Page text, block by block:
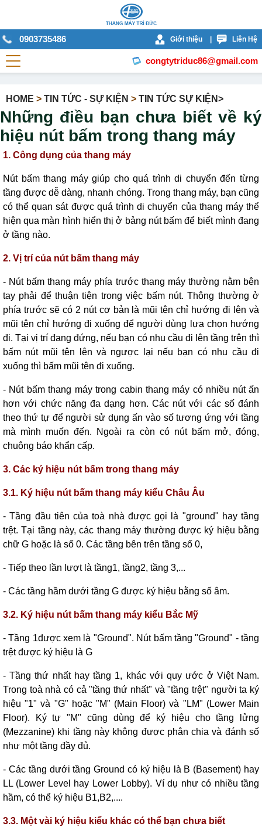
0903735486 Giới thiệu Liên Hệ
congtytriduc86@gmail.com
HOME > TIN TỨC - SỰ KIỆN > TIN TỨC SỰ KIỆN>
Những điều bạn chưa biết về ký
hiệu nút bấm trong thang máy
1. Công dụng của thang máy
Nút bấm thang máy giúp cho quá trình di chuyển đến từng
tầng được dễ dàng, nhanh chóng. Trong thang máy, bạn cũng
có thể quan sát được quá trình di chuyển của thang máy thể
hiện qua màn hình hiển thị ở bảng nút bấm để biết mình đang
ở tầng nào.
2. Vị trí của nút bấm thang máy
- Nút bấm thang máy phía trước thang máy thường nằm bên
tay phải để thuận tiện trong việc bấm nút. Thông thường ở
phía trước sẽ có 2 nút cơ bản là mũi tên chỉ hướng đi lên và
mũi tên chỉ hướng đi xuống để người dùng lựa chọn hướng
đi. Tại vị trí đang đứng, nếu bạn có nhu cầu đi lên tầng trên thì
bấm nút mũi tên lên và ngược lại nếu bạn có nhu cầu đi
xuống thì bấm mũi tên đi xuống.
- Nút bấm thang máy trong cabin thang máy có nhiều nút ấn
hơn với chức năng đa dạng hơn. Các nút với các số đánh
theo thứ tự để người sử dụng ấn vào số tương ứng với tầng
mà mình muốn đến. Ngoài ra còn có nút bấm mở, đóng,
chuông báo khẩn cấp.
3. Các ký hiệu nút bấm trong thang máy
3.1. Ký hiệu nút bấm thang máy kiểu Châu Âu
- Tầng đầu tiên của toà nhà được gọi là "ground" hay tầng
trệt. Tại tầng này, các thang máy thường được ký hiệu bằng
chữ G hoặc là số 0. Các tầng bên trên tầng số 0,
- Tiếp theo lần lượt là tầng1, tầng2, tầng 3,...
- Các tầng hầm dưới tầng G được ký hiệu bằng số âm.
3.2. Ký hiệu nút bấm thang máy kiểu Bắc Mỹ
- Tầng 1được xem là "Ground". Nút bấm tầng "Ground" - tầng
trệt được ký hiệu là G
- Tầng thứ nhất hay tầng 1, khác với quy ước ở Việt Nam.
Trong toà nhà có cả "tầng thứ nhất" và "tầng trệt" người ta ký
hiệu "1" và "G" hoặc "M" (Main Floor) và "LM" (Lower Main
Floor). Ký tự "M" cũng dùng để ký hiệu cho tầng lửng
(Mezzanine) khi tầng này không được phân chia và đánh số
như một tầng đầy đủ.
- Các tầng dưới tầng Ground có ký hiệu là B (Basement) hay
LL (Lower Level hay Lower Lobby). Ví dụ như có nhiều tầng
hầm, có thể ký hiệu B1,B2,....
3.3. Một vài ký hiệu kiểu khác có thể bạn chưa biết